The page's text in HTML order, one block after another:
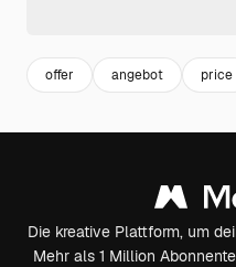
offer angebot price
Die kreative Plattform, um
Mehr als 1 Million